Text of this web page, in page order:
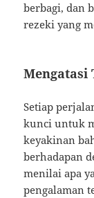
berbagi, dan
rezeki yang
Mengatasi
Setiap
kunci untuk
keyakinan
berhadapan
menilai apa
pengalaman